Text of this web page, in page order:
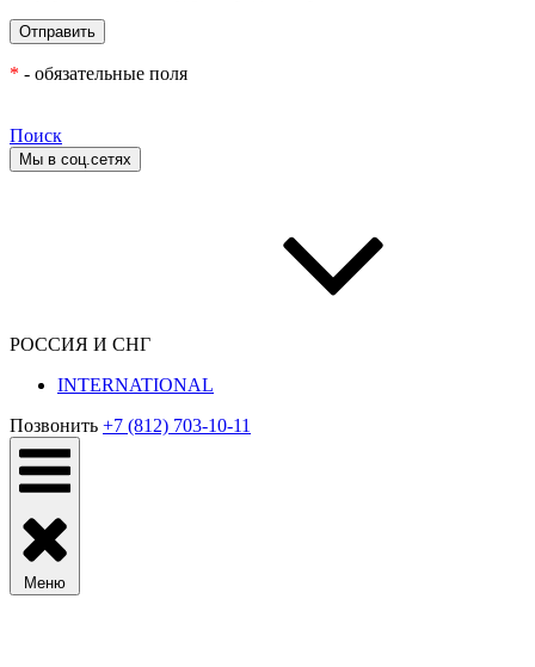
* - обязательные поля
Поиск
Мы в соц.сетях
РОССИЯ И СНГ
INTERNATIONAL
Позвонить +7 (812) 703-10-11
Меню